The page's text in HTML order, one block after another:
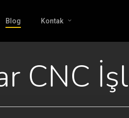
Blog Kontak
CNC